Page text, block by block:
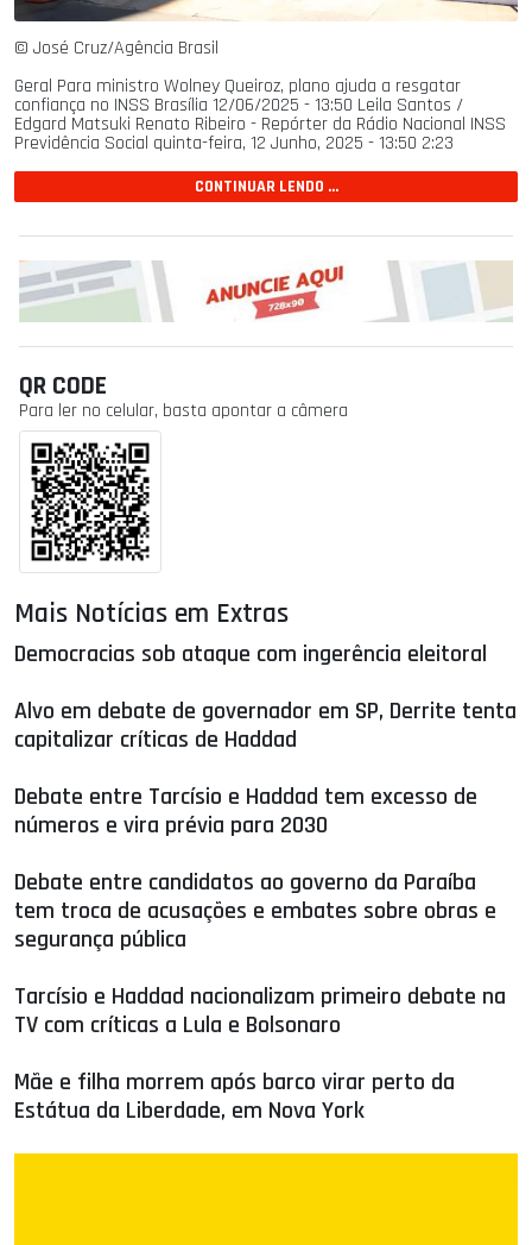
© José Cruz/Agência Brasil
Geral Para ministro Wolney Queiroz, plano ajuda a resgatar
confiança no INSS Brasília 12/06/2025 - 13:50 Leila Santos /
Edgard Matsuki Renato Ribeiro - Repórter da Rádio Nacional INSS
Previdência Social quinta-feira, 12 Junho, 2025 - 13:50 2:23
CONTINUAR LENDO ...
QR CODE
Para ler no celular, basta apontar a câmera
Mais Notícias em Extras
Democracias sob ataque com ingerência eleitoral
Alvo em debate de governador em SP, Derrite tenta
capitalizar críticas de Haddad
Debate entre Tarcísio e Haddad tem excesso de
números e vira prévia para 2030
Debate entre candidatos ao governo da Paraíba
tem troca de acusações e embates sobre obras e
segurança pública
Tarcísio e Haddad nacionalizam primeiro debate na
TV com críticas a Lula e Bolsonaro
Mãe e filha morrem após barco virar perto da
Estátua da Liberdade, em Nova York